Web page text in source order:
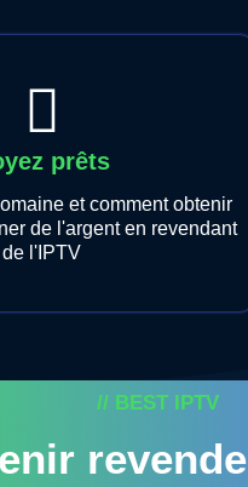
prêts
et comment obtenir
de l'argent en revendant
de l'IPTV
// BEST IPTV